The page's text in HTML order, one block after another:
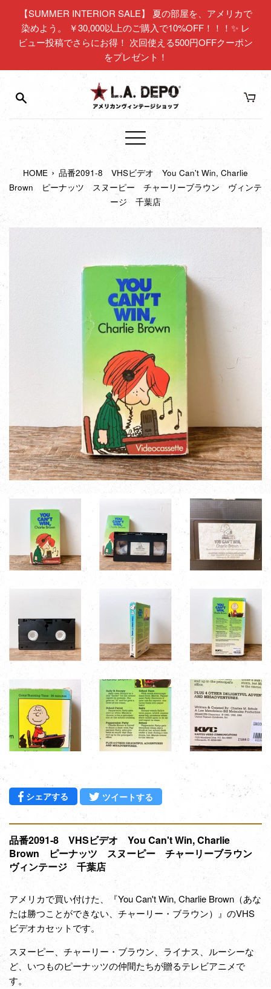
【SUMMER INTERIOR SALE】 夏の部屋を、アメリカで
染めよう。 ￥30,000以上のご購入で10%OFF！！！✨ レ
ビュー投稿でさらにお得！ 次回使える500円OFFクーポン
をプレゼント！
メ
ュ
ー
HOME › 品番2091-8 VHSビデオ You Can't Win, Charlie
Brown ピーナッツ スヌーピー チャーリーブラウン ヴィンテ
ージ 千葉店
シェアする Facebookでシェアする
ツイートする Twitterに投稿する
品番2091-8 VHSビデオ You Can't Win, Charlie
Brown ピーナッツ スヌーピー チャーリーブラウン
ヴィンテージ 千葉店
アメリカで買い付けた、『You Can't Win, Charlie Brown（あな
たは勝つことができない、チャーリー・ブラウン）』のVHS
ビデオカセットです。
スヌーピー、チャーリー・ブラウン、ライナス、ルーシーな
ど、いつものピーナッツの仲間たちが贈るテレビアニメで
す。